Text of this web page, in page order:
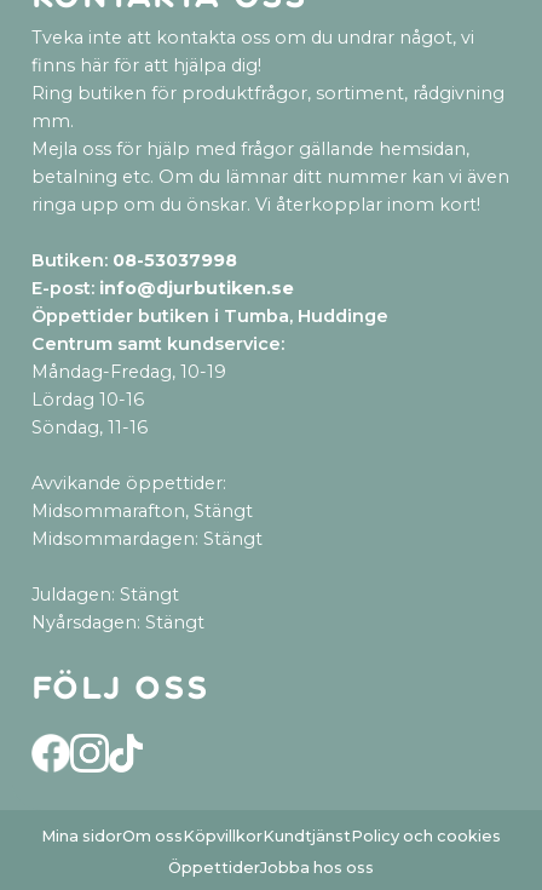
Tveka inte att kontakta oss om du undrar något, vi
finns här för att hjälpa dig!
Ring butiken för produktfrågor, sortiment, rådgivning
mm.
Mejla oss för hjälp med frågor gällande hemsidan,
betalning etc. Om du lämnar ditt nummer kan vi även
ringa upp om du önskar. Vi återkopplar inom kort!
Butiken: 08-53037998
E-post: info@djurbutiken.se
Öppettider butiken i Tumba, Huddinge
Centrum samt kundservice:
Måndag-Fredag, 10-19
Lördag 10-16
Söndag, 11-16
Avvikande öppettider:
Midsommarafton, Stängt
Midsommardagen: Stängt
Juldagen: Stängt
Nyårsdagen: Stängt
Följ oss
Mina sidorOm ossKöpvillkorKundtjänstPolicy och cookies
ÖppettiderJobba hos oss